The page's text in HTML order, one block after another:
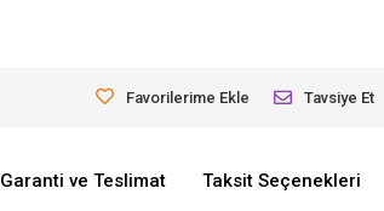
Favorilerime Ekle Tavsiye Et
Garanti ve Teslimat Taksit Seçenekleri